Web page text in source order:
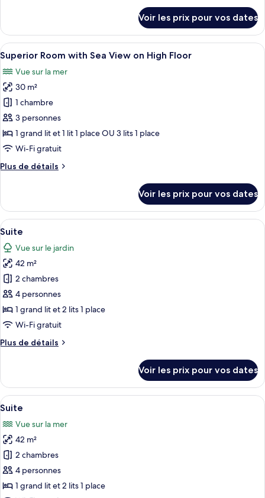
with
Sea
View
le
type
de
chambre
Superior
Family
Room
with
Sea
View
Voir les prix pour vos dates
Afficher
toutes
les
photos
pour
ce
type
de
chambre :
Superior
Sea
View
on
High
Floor
Une chambre d’hôtel moderne,
5
Superior Room with Sea View on High Floor
Vue sur la mer
30 m²
1 chambre
3 personnes
1 grand lit et 1 lit 1 place OU 3 lits 1 place
Wi-Fi gratuit
Plus de détails
Plus
le
type
de
chambre
Superior
Room
with
Sea
View
on
High
Floor
Voir les prix pour vos dates
Afficher
toutes
les
photos
pour
ce
type
de
chambre :
Suite
Une chambre d’hôtel moderne
4
Suite
Vue sur le jardin
42 m²
2 chambres
4 personnes
1 grand lit et 2 lits 1 place
Wi-Fi gratuit
Plus de détails
Plus
le
type
de
Suite
Voir les prix pour vos dates
Afficher
toutes
les
photos
pour
ce
type
Une chambre d’hôtel moderne
5
Suite
Vue sur la mer
42 m²
2 chambres
4 personnes
1 grand lit et 2 lits 1 place